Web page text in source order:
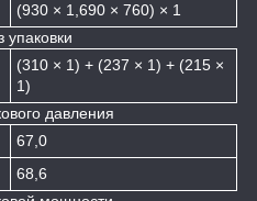
(930 × 1,690 × 760) × 1
упаковки
(310 × 1) + (237 × 1) + (215 ×
1)
давления
67,0
68,6